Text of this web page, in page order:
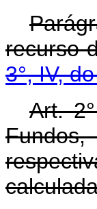
recurso
3°, IV,
Art.
Fundos,